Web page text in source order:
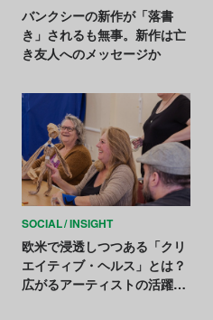
バンクシーの新作が「落書
き」されるも無事。新作は亡
き友人へのメッセージか
SOCIAL INSIGHT
欧米で浸透しつつある「クリ
エイティブ・ヘルス」とは？
広がるアーティストの活躍の